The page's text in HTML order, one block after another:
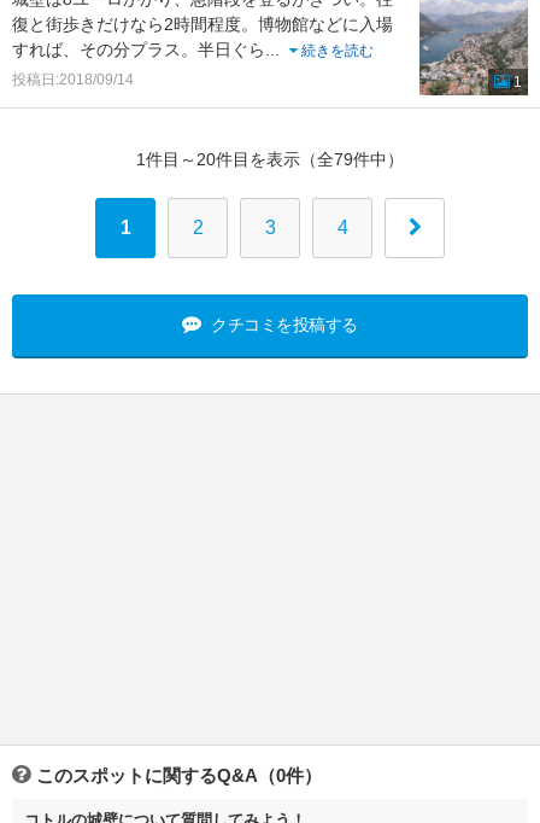
復と街歩きだけなら2時間程度。博物館などに入場
すれば、その分プラス。半日ぐら
続きを読む
投稿日:2018/09/14
1
1件目～20件目を表示（全79件中）
1 2 3 4
クチコミを投稿する
このスポットに関するQ&A（0件）